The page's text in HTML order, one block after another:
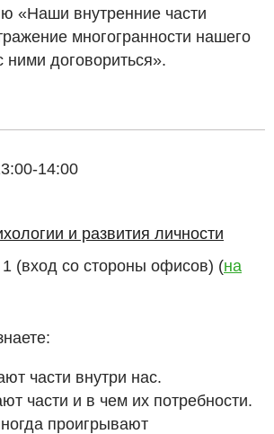
«Наши внутренние части
многогранности нашего
ними договориться».
14:00
и развития личности
(вход со стороны офисов) (на
части внутри нас.
части и в чем их потребности.
проигрывают